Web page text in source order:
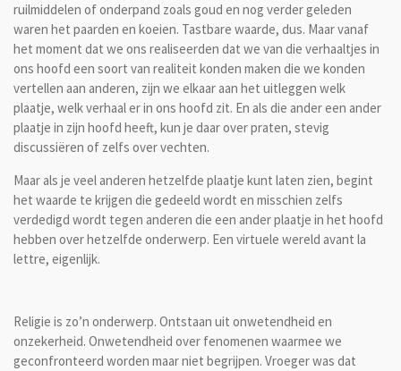
ruilmiddelen of onderpand zoals goud en nog verder geleden
waren het paarden en koeien. Tastbare waarde, dus. Maar vanaf
het moment dat we ons realiseerden dat we van die verhaaltjes in
ons hoofd een soort van realiteit konden maken die we konden
vertellen aan anderen, zijn we elkaar aan het uitleggen welk
plaatje, welk verhaal er in ons hoofd zit. En als die ander een ander
plaatje in zijn hoofd heeft, kun je daar over praten, stevig
discussiëren of zelfs over vechten.
Maar als je veel anderen hetzelfde plaatje kunt laten zien, begint
het waarde te krijgen die gedeeld wordt en misschien zelfs
verdedigd wordt tegen anderen die een ander plaatje in het hoofd
hebben over hetzelfde onderwerp. Een virtuele wereld avant la
lettre, eigenlijk.
Religie is zo’n onderwerp. Ontstaan uit onwetendheid en
onzekerheid. Onwetendheid over fenomenen waarmee we
geconfronteerd worden maar niet begrijpen. Vroeger was dat